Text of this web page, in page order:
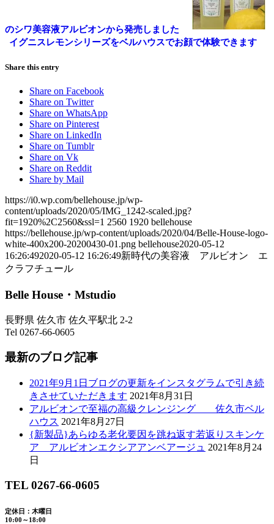
のシワ美容液アルビオンから発売しました
イグニスレモンシリーズをベルハウスでお顔で体験できます
Share this entry
Share on Facebook
Share on Twitter
Share on WhatsApp
Share on Pinterest
Share on LinkedIn
Share on Tumblr
Share on Vk
Share on Reddit
Share by Mail
https://i0.wp.com/bellehouse.jp/wp-
content/uploads/2020/05/IMG_1242-scaled.jpg?
fit=1920%2C2560&ssl=1 2560 1920 bellehouse
https://bellehouse.jp/wp-content/uploads/2020/04/Belle-House-logo-
white-400x200-20200430-01.png bellehouse2020-05-12
16:26:492020-05-12 16:26:49新時代の美容液 アルビオン エ
クラフチュール
Belle House・Mstudio
長野県 佐久市 佐久平駅北 2-2
Tel 0267-66-0605
最新のブログ記事
2021年9月1日ブログの更新をインスタグラムで引き続
きさせていただきます 2021年8月31日
アルビオンで至福の高級クレンジング 佐久市ベル
ハウス 2021年8月27日
{新製品}あらゆる老化要因を跳ね返す若返りスキンケ
ア アルビオンエクシアアンベアージュ 2021年8月24
日
TEL 0267-66-0605
定休日：木曜日
10:00～18:00